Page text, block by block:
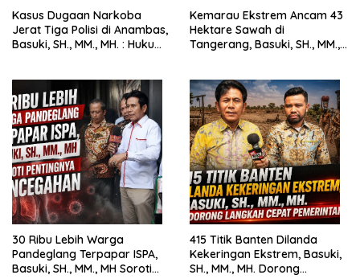
Kasus Dugaan Narkoba
Jerat Tiga Polisi di Anambas,
Basuki, SH., MM., MH. : Hukum
Kemarau Ekstrem Ancam 43
Hektare Sawah di
Tangerang, Basuki, SH., MM.,
30 Ribu Lebih Warga
Pandeglang Terpapar ISPA,
Basuki, SH., MM., MH Soroti
415 Titik Banten Dilanda
Kekeringan Ekstrem, Basuki,
SH., MM., MH. Dorong